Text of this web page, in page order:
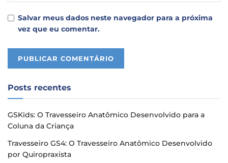
Salvar meus dados neste navegador para a próxima
vez que eu comentar.
Posts recentes
GSKids: O Travesseiro Anatômico Desenvolvido para a
Coluna da Criança
Travesseiro GS4: O Travesseiro Anatômico Desenvolvido
por Quiropraxista